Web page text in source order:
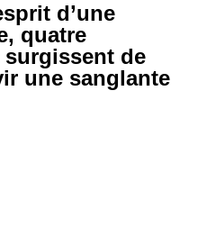
d’une
quatre
surgissent de
une sanglante